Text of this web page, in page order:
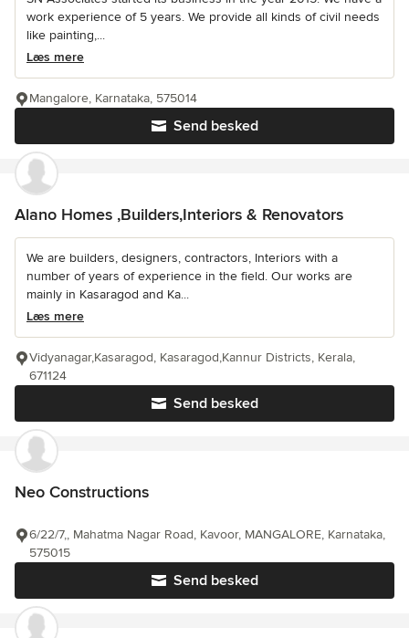
work experience of 5 years. We provide all kinds of civil needs
like painting,...
Læs mere
Send besked
Mangalore, Karnataka, 575014
Alano Homes ,Builders,Interiors & Renovators
We are builders, designers, contractors, Interiors with a
number of years of experience in the field. Our works are
mainly in Kasaragod and Ka...
Læs mere
Send besked
Vidyanagar,Kasaragod, Kasaragod,Kannur Districts, Kerala,
671124
Neo Constructions
Send besked
6/22/7,, Mahatma Nagar Road, Kavoor, MANGALORE, Karnataka,
575015